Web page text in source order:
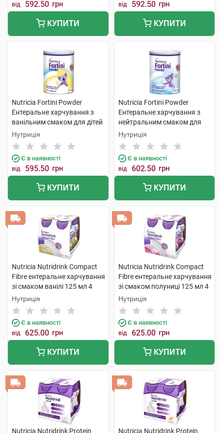
від 592.50 грн
КУПИТИ
від 592.50 грн
КУПИТИ
Nutricia Fortini Powder
Ентеральне харчування з
ванільним смаком для дітей
від 1 року та старше 400 г 1
банка
Нутриція
Є в наявності
від 595.50 грн
КУПИТИ
Nutricia Fortini Powder
Ентеральне харчування з
нейтральним смаком для
дітей від 1 року та старше
400 г 1 банка
Нутриція
Є в наявності
від 602.50 грн
КУПИТИ
Nutricia Nutridrink Compact
Fibre ентеральне харчування
зі смаком ванілі 125 мл 4
пляшки
Нутриція
Є в наявності
від 625.00 грн
КУПИТИ
Nutricia Nutridrink Compact
Fibre ентеральне харчування
зі смаком полуниці 125 мл 4
пляшки
Нутриція
Є в наявності
від 625.00 грн
КУПИТИ
Nutricia Nutridrink Protein
Nutricia Nutridrink Protein